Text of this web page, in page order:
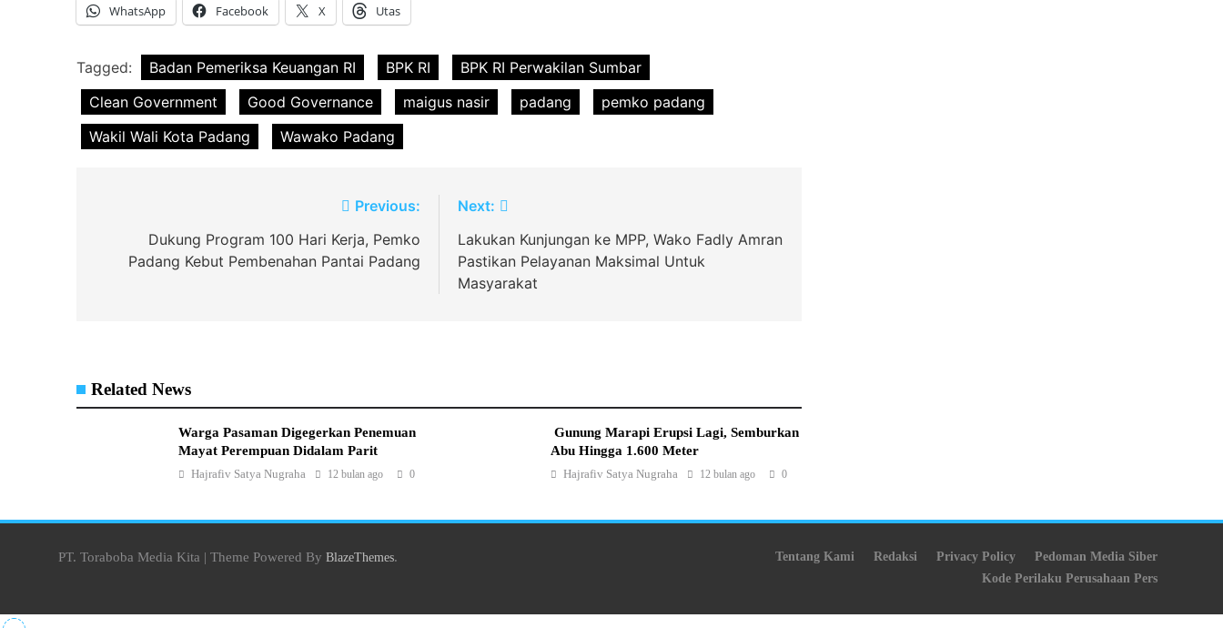
WhatsApp Facebook X Utas
Tagged: Badan Pemeriksa Keuangan RI BPK RI
BPK RI Perwakilan Sumbar
Clean Government
Good Governance maigus nasir padang
pemko padang
Wakil Wali Kota Padang
Wawako Padang
Previous:
Dukung Program 100 Hari Kerja, Pemko
Padang Kebut Pembenahan Pantai Padang
Next:
Lakukan Kunjungan ke MPP, Wako Fadly Amran
Pastikan Pelayanan Maksimal Untuk
Masyarakat
Related News
Warga Pasaman Digegerkan Penemuan
Mayat Perempuan Didalam Parit
Hajrafiv Satya Nugraha 12 bulan ago 0
Gunung Marapi Erupsi Lagi, Semburkan
Abu Hingga 1.600 Meter
Hajrafiv Satya Nugraha 12 bulan ago 0
PT. Toraboba Media Kita | Theme Powered By BlazeThemes. Tentang Kami Redaksi Privacy Policy
Pedoman Media Siber
Kode Perilaku Perusahaan Pers